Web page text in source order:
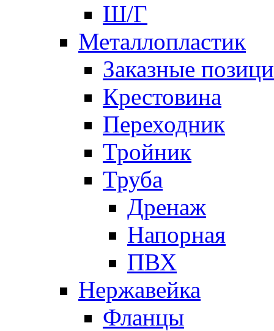
Ш/Г
Металлопластик
Заказные
Крестовина
Переходник
Тройник
Труба
Дренаж
Напорная
ПВХ
Нержавейка
Фланцы